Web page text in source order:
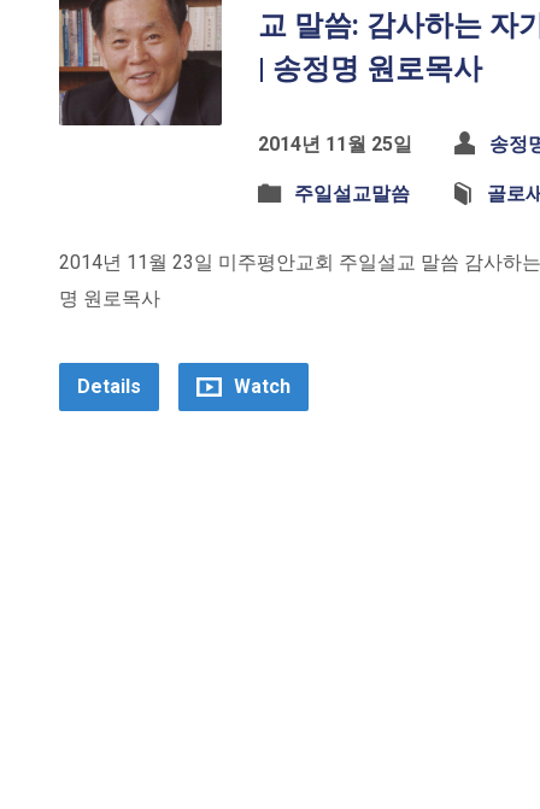
교 말씀: 감사하는 자
| 송정명 원로목사
2014년 11월 25일 송정
주일설교말씀 골로
2014년 11월 23일 미주평안교회 주일설교 말씀 감사하
명 원로목사
Details Watch